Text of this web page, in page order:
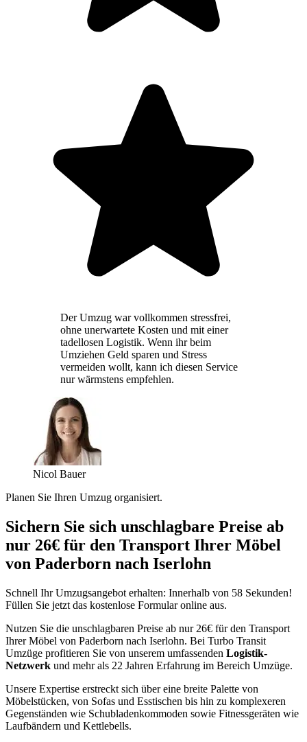
Der Umzug war vollkommen stressfrei,
ohne unerwartete Kosten und mit einer
tadellosen Logistik. Wenn ihr beim
Umziehen Geld sparen und Stress
vermeiden wollt, kann ich diesen Service
nur wärmstens empfehlen.
Nicol Bauer
Planen Sie Ihren Umzug organisiert.
Sichern Sie sich unschlagbare Preise ab
nur 26€ für den Transport Ihrer Möbel
von Paderborn nach Iserlohn
Schnell Ihr Umzugsangebot erhalten: Innerhalb von 58 Sekunden!
Füllen Sie jetzt das kostenlose Formular online aus.
Nutzen Sie die unschlagbaren Preise ab nur 26€ für den Transport
Ihrer Möbel von Paderborn nach Iserlohn. Bei Turbo Transit
Umzüge profitieren Sie von unserem umfassenden Logistik-
Netzwerk und mehr als 22 Jahren Erfahrung im Bereich Umzüge.
Unsere Expertise erstreckt sich über eine breite Palette von
Möbelstücken, von Sofas und Esstischen bis hin zu komplexeren
Gegenständen wie Schubladenkommoden sowie Fitnessgeräten wie
Laufbändern und Kettlebells.